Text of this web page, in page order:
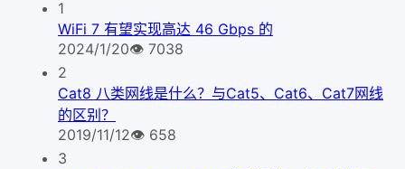
1
WiFi 7 有望实现高达 46 Gbps 的
2024/1/20👁 7038
2
Cat8 八类网线是什么？与Cat5、Cat6、Cat7网线
的区别？
2019/11/12👁 658
3